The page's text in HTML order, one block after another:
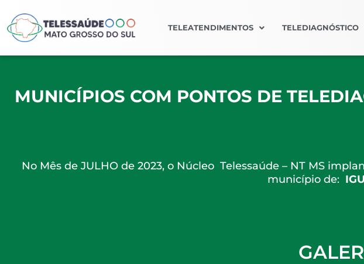
TELEATENDIMENTOS TELEDIAGNÓSTICO
MUNICÍPIOS COM PONTOS DE
No Mês de JULHO de 2023, o Núcleo Telessaúde – NT MS
município de: